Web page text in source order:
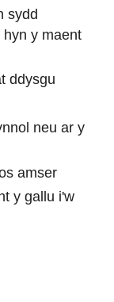
sydd
y maent
ddysgu
neu ar y
amser
y gallu i'w